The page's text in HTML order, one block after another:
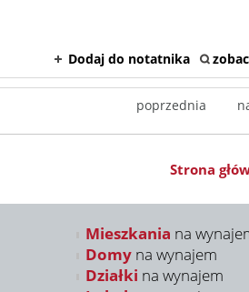
Dodaj do notatnika
poprzednia
Strona
Mieszkania na
Domy na wynajem
Działki na wynajem